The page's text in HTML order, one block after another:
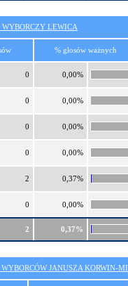
LEWICA
% głosów ważnych
0 0,00%
0 0,00%
0 0,00%
0 0,00%
2 0,37%
0 0,00%
2 0,37%
JANUSZA KORWIN-